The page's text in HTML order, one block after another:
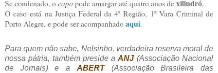
Se condenado, ocapopode amargar até quatro anos dexilindró.
O caso está na Justiça Federal da 4ª Região, 1ª Vara Criminal de
Porto Alegre, e pode ser acompanhadoaqui.
Para quem não sabe, Nelsinho, verdadeira reserva moral de
nossa pátria, também preside aANJ (Associação Nacional
de Jornais) e a ABERT(Associação Brasileira das